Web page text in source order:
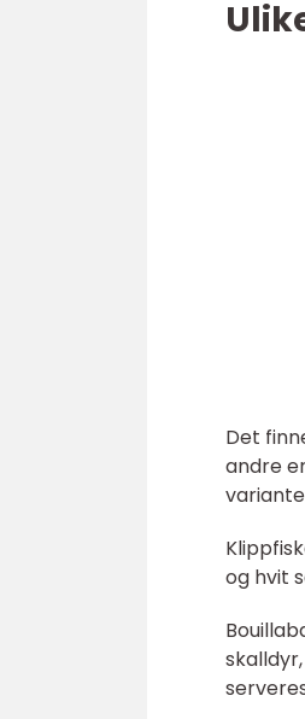
Det
andre
og hvit